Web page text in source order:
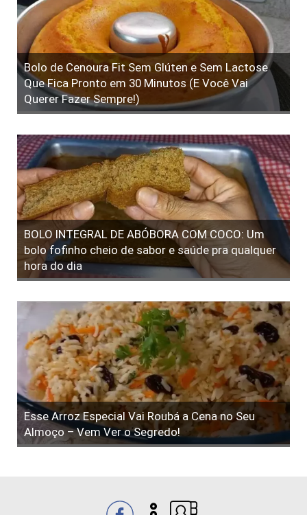
Bolo de Cenoura Fit Sem Glúten e Sem Lactose
Que Fica Pronto em 30 Minutos (E Você Vai
Querer Fazer Sempre!)
BOLO INTEGRAL DE ABÓBORA COM COCO: Um
bolo fofinho cheio de sabor e saúde pra qualquer
hora do dia
Esse Arroz Especial Vai Roubá a Cena no Seu
Almoço – Vem Ver o Segredo!